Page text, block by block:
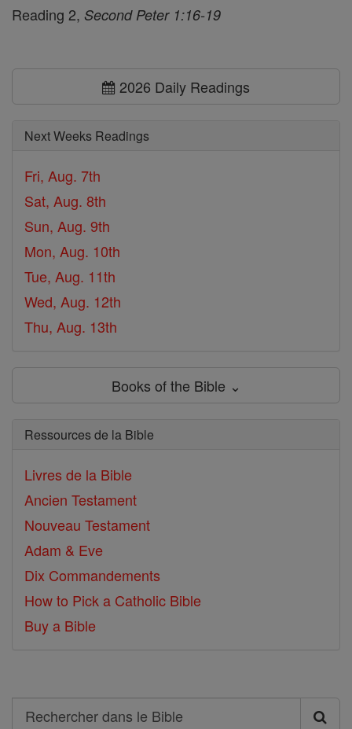
Reading 2, Second Peter 1:16-19
2026 Daily Readings
Next Weeks Readings
Fri, Aug. 7th
Sat, Aug. 8th
Sun, Aug. 9th
Mon, Aug. 10th
Tue, Aug. 11th
Wed, Aug. 12th
Thu, Aug. 13th
Books of the Bible ⌄
Ressources de la Bible
Livres de la Bible
Ancien Testament
Nouveau Testament
Adam & Eve
Dix Commandements
How to Pick a Catholic Bible
Buy a Bible
Search